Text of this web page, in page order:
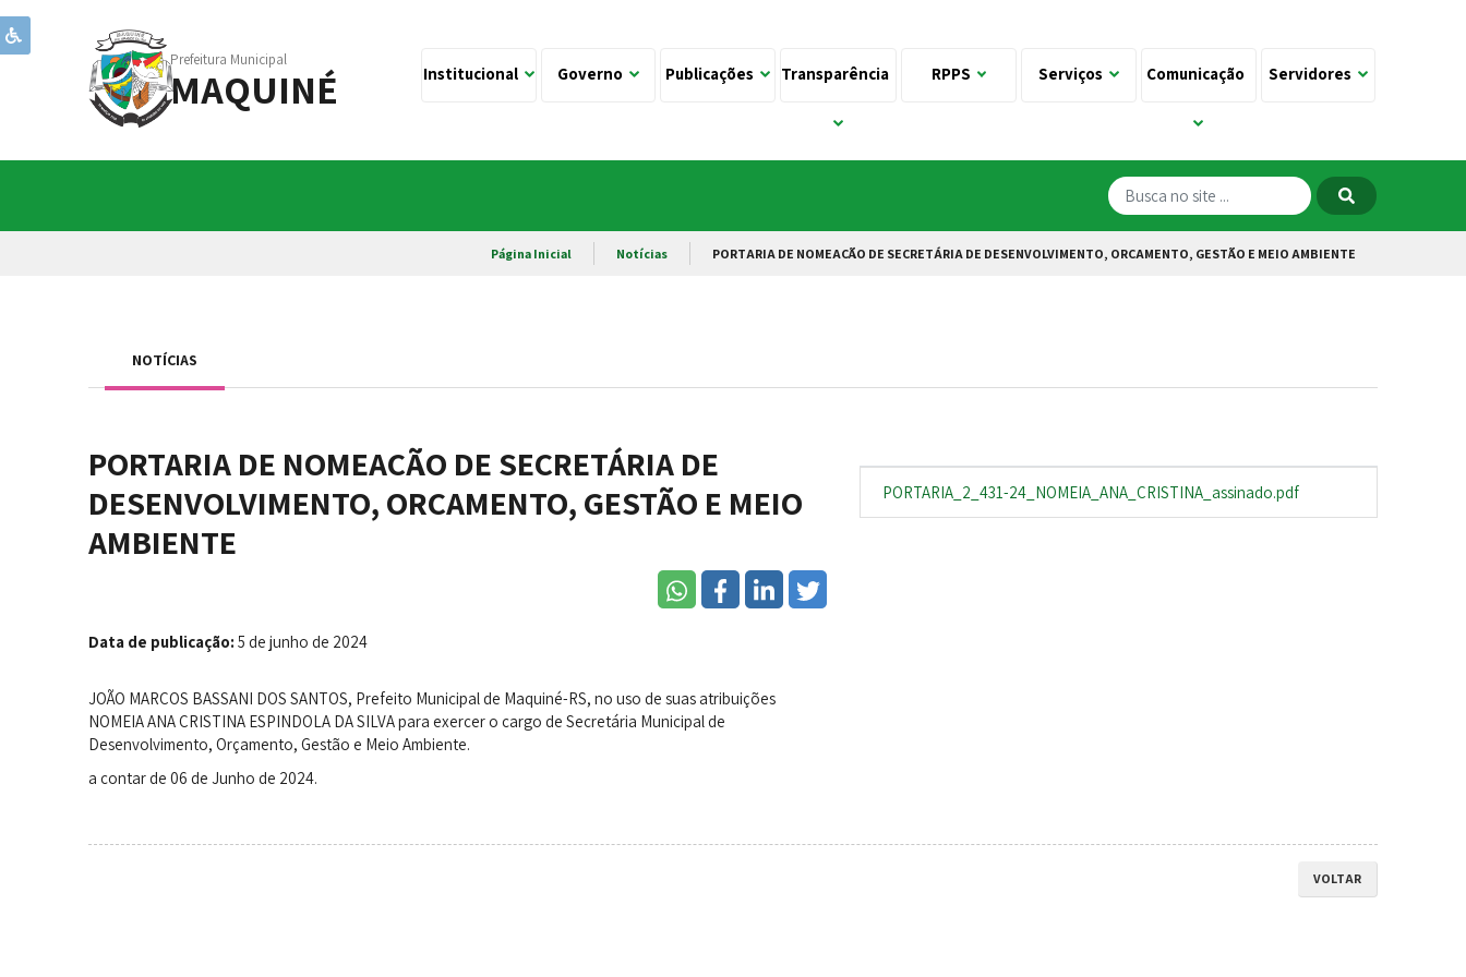
Prefeitura Municipal
MAQUINÉ Institucional Governo Publicações Transparência RPPS Serviços Comunicação Servidores
Página Inicial Notícias PORTARIA DE NOMEAÇÃO DE SECRETÁRIA DE DESENVOLVIMENTO, ORÇAMENTO, GESTÃO E MEIO AMBIENTE
NOTÍCIAS
PORTARIA DE NOMEAÇÃO DE SECRETÁRIA DE
DESENVOLVIMENTO, ORÇAMENTO, GESTÃO E MEIO
AMBIENTE
Data de publicação: 5 de junho de 2024
JOÃO MARCOS BASSANI DOS SANTOS, Prefeito Municipal de Maquiné-RS, no uso de suas atribuições
NOMEIA ANA CRISTINA ESPINDOLA DA SILVA para exercer o cargo de Secretária Municipal de
Desenvolvimento, Orçamento, Gestão e Meio Ambiente.
a contar de 06 de Junho de 2024.
PORTARIA_2_431-24_NOMEIA_ANA_CRISTINA_assinado.pdf
VOLTAR